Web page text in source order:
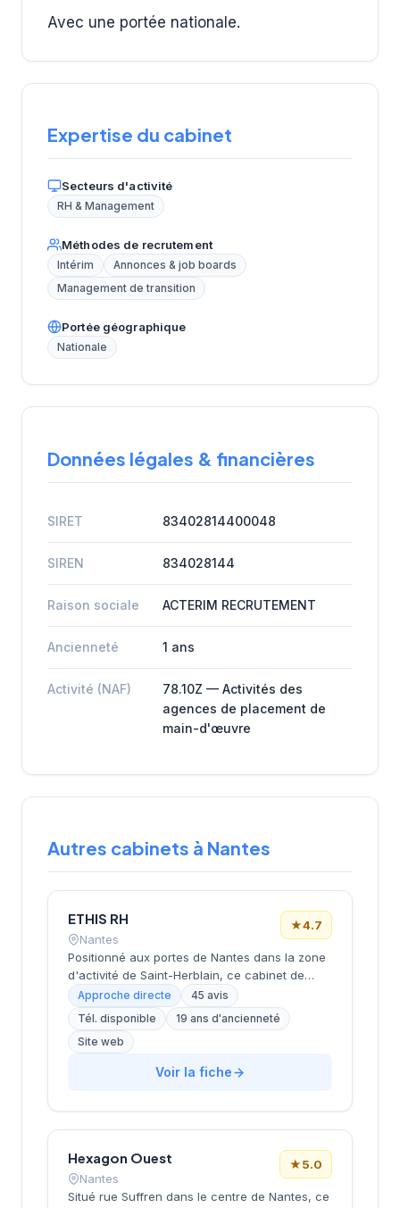
Avec une portée nationale.
Expertise du cabinet
Secteurs d'activité
RH & Management
Méthodes de recrutement
Intérim
Annonces & job boards
Management de transition
Portée géographique
Nationale
Données légales & financières
SIRET 83402814400048
SIREN 834028144
Raison sociale ACTERIM RECRUTEMENT
Ancienneté 1 ans
Activité (NAF)
78.10Z — Activités des
agences de placement de
main-d'œuvre
Autres cabinets à Nantes
ETHIS RH
Nantes
★4.7
Positionné aux portes de Nantes dans la zone
d'activité de Saint-Herblain, ce cabinet de
recrutement rayonne sur l'ensemble de la
métropole nantaise. Sa proximité avec les
principaux axes économiques de
l'agglomération lui permet d'accompagner
efficacement les entreprises locales dans
leurs recrutements. L'équipe intervient sur
5.
Approche directe
45 avis
Tél. disponible
19 ans d'ancienneté
Site web
Voir la fiche
Hexagon Ouest
Nantes
★5.0
Situé rue Suffren dans le centre de Nantes, ce